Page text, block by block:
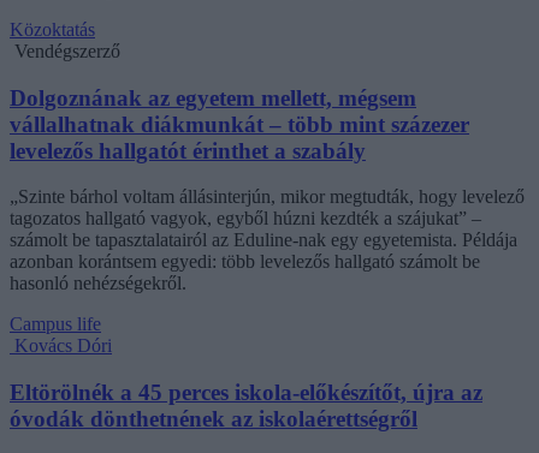
Közoktatás
Vendégszerző
Dolgoznának az egyetem mellett, mégsem
vállalhatnak diákmunkát – több mint százezer
levelezős hallgatót érinthet a szabály
„Szinte bárhol voltam állásinterjún, mikor megtudták, hogy levelező
tagozatos hallgató vagyok, egyből húzni kezdték a szájukat” –
számolt be tapasztalatairól az Eduline-nak egy egyetemista. Példája
azonban korántsem egyedi: több levelezős hallgató számolt be
hasonló nehézségekről.
Campus life
Kovács Dóri
Eltörölnék a 45 perces iskola-előkészítőt, újra az
óvodák dönthetnének az iskolaérettségről